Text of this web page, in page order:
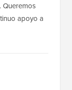
Queremos
apoyo a